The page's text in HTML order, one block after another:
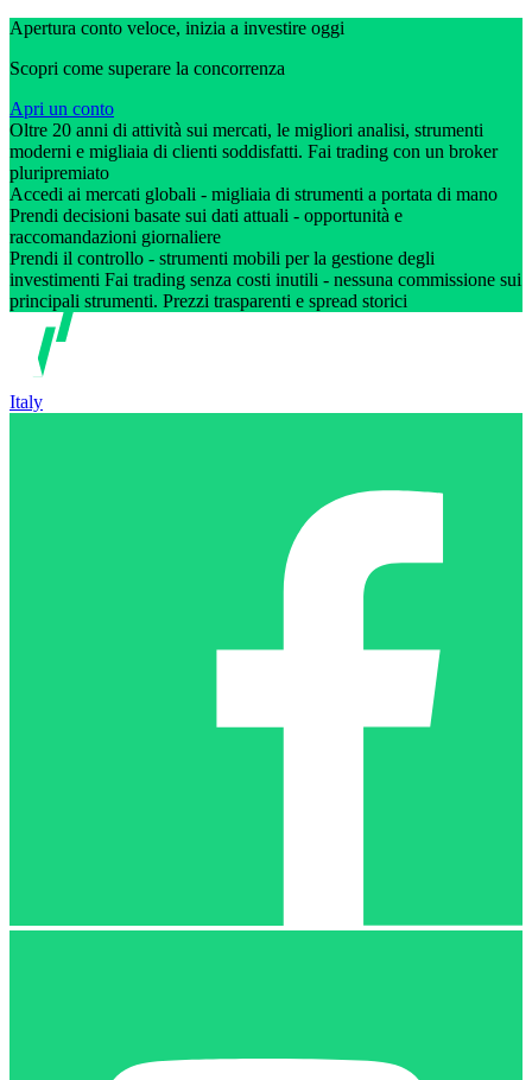
Apertura conto veloce, inizia a investire oggi
Scopri come superare la concorrenza
Apri un conto
Oltre 20 anni di attività sui mercati, le migliori analisi, strumenti
moderni e migliaia di clienti soddisfatti. Fai trading con un broker
pluripremiato
Accedi ai mercati globali - migliaia di strumenti a portata di mano
Prendi decisioni basate sui dati attuali - opportunità e
raccomandazioni giornaliere
Prendi il controllo - strumenti mobili per la gestione degli
investimenti Fai trading senza costi inutili - nessuna commissione sui
principali strumenti. Prezzi trasparenti e spread storici
Italy